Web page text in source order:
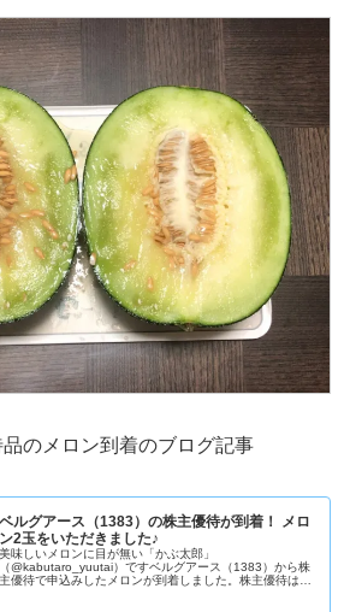
のメロン到着のブログ記事
ベルグアース（1383）の株主優待が到着！ メロ
ン2玉をいただきました♪
美味しいメロンに目が無い「かぶ太郎」
（@kabutaro_yuutai）ですベルグアース（1383）から株
主優待で申込みしたメロンが到着しました。株主優待は選